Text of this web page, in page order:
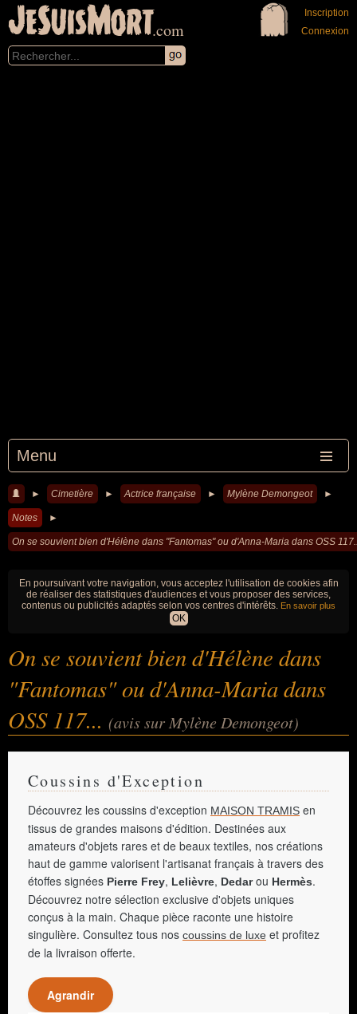
JeSuisMort.com
Menu
Inscription
Connexion
► Cimetière ► Actrice française ► Mylène Demongeot ►
Notes ►
On se souvient bien d'Hélène dans "Fantomas" ou d'Anna-Maria dans OSS
En poursuivant votre navigation, vous acceptez l'utilisation de cookies afin
de réaliser des statistiques d'audiences et vous proposer des services,
contenus ou publicités adaptés selon vos centres d'intérêts. En savoir plus
OK
On se souvient bien d'Hélène dans
"Fantomas" ou d'Anna-Maria dans
OSS 117... (avis sur Mylène Demongeot)
Coussins d'Exception
Découvrez les coussins d'exception MAISON TRAMIS en
tissus de grandes maisons d'édition. Destinées aux
amateurs d'objets rares et de beaux textiles, nos créations
haut de gamme valorisent l'artisanat français à travers des
étoffes signées Pierre Frey, Lelièvre, Dedarou Hermès.
Découvrez notre sélection exclusive d'objets uniques
conçus à la main. Chaque pièce raconte une histoire
singulière. Consultez tous nos coussins de luxe et profitez
de la livraison offerte.
Agrandir